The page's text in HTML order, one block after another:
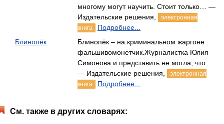
многому могут научить. Стоит только… —
Издательские решения,
электронная
книга
Подробнее...
Блинопёк
Блинопёк – на криминальном жаргоне
фальшивомонетчик.Журналистка Юлия
Симонова и представить не могла, что…
— Издательские решения,
электронная
книга
Подробнее...
См. также в других словарях: